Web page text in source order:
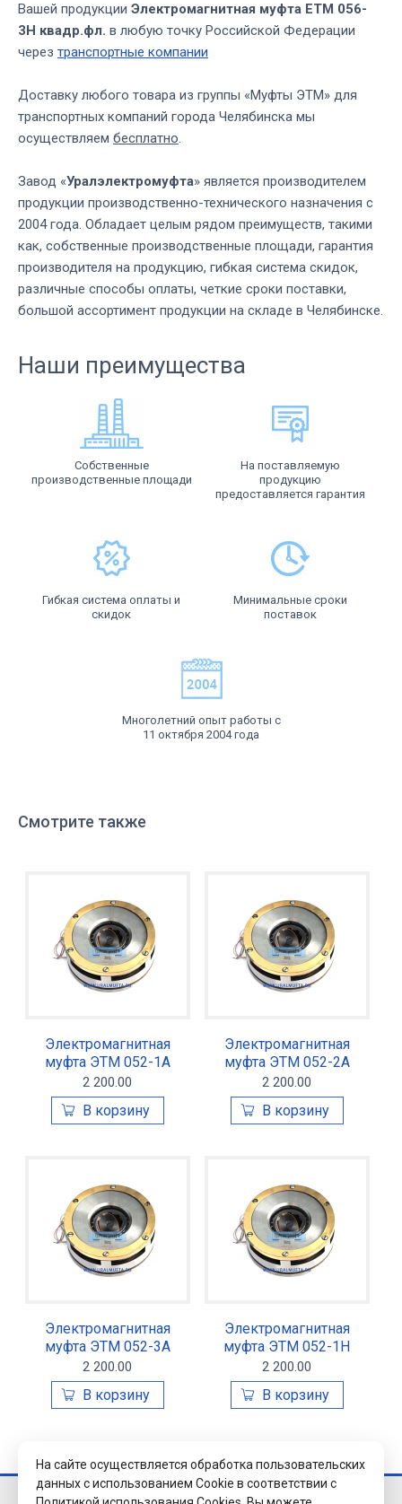
Вашей продукции Электромагнитная муфта ЕТМ 056-
3Н квадр.фл. в любую точку Российской Федерации
через транспортные компании
Доставку любого товара из группы «Муфты ЭТМ» для
транспортных компаний города Челябинска мы
осуществляем бесплатно.
Завод «Уралэлектромуфта» является производителем
продукции производственно-технического назначения с
2004 года. Обладает целым рядом преимуществ, такими
как, собственные производственные площади, гарантия
производителя на продукцию, гибкая система скидок,
различные способы оплаты, четкие сроки поставки,
большой ассортимент продукции на складе в Челябинске.
Наши преимущества
Собственные
производственные площади
На поставляемую
продукцию
предоставляется гарантия
Гибкая система оплаты и
скидок
Минимальные сроки
поставок
Многолетний опыт работы с
11 октября 2004 года
Смотрите также
Электромагнитная
муфта ЭТМ 052-1А
2 200.00
Электромагнитная
муфта ЭТМ 052-2А
2 200.00
Электромагнитная
муфта ЭТМ 052-3А
2 200.00
Электромагнитная
муфта ЭТМ 052-1Н
2 200.00
На сайте осуществляется обработка пользовательских
данных с использованием Cookie в соответствии с